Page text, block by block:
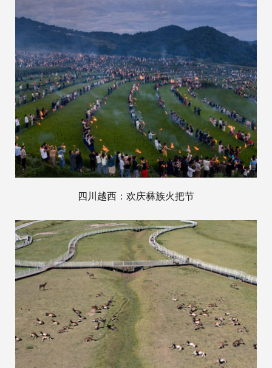
四川越西：欢庆彝族火把节